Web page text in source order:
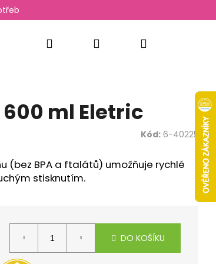
OxyladyHledat PřihlášeníNákupní
600 ml Eletric
Kód: 6-40225
(bez BPA a ftalátů) umožňuje rychlé
stisknutím.
DO KOŠÍKU